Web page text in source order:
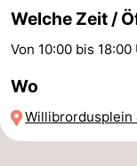
Schwimmbader
-
Reiten
-
Golfplatze
-
Sportangeln
Essen
Welche Zeit /
Von 10:00 bis 18:00
Wo
Willibrordusplein